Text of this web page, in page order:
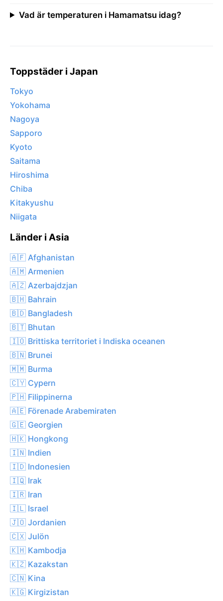
Vad är temperaturen i Hamamatsu idag?
Toppstäder i Japan
Tokyo
Yokohama
Nagoya
Sapporo
Kyoto
Saitama
Hiroshima
Chiba
Kitakyushu
Niigata
Länder i Asia
🇦🇫 Afghanistan
🇦🇲 Armenien
🇦🇿 Azerbajdzjan
🇧🇭 Bahrain
🇧🇩 Bangladesh
🇧🇹 Bhutan
🇮🇴 Brittiska territoriet i Indiska oceanen
🇧🇳 Brunei
🇲🇲 Burma
🇨🇾 Cypern
🇵🇭 Filippinerna
🇦🇪 Förenade Arabemiraten
🇬🇪 Georgien
🇭🇰 Hongkong
🇮🇳 Indien
🇮🇩 Indonesien
🇮🇶 Irak
🇮🇷 Iran
🇮🇱 Israel
🇯🇴 Jordanien
🇨🇽 Julön
🇰🇭 Kambodja
🇰🇿 Kazakstan
🇨🇳 Kina
🇰🇬 Kirgizistan